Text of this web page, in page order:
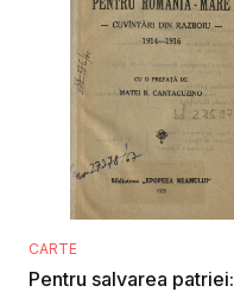
CARTE
Pentru salvarea patriei: